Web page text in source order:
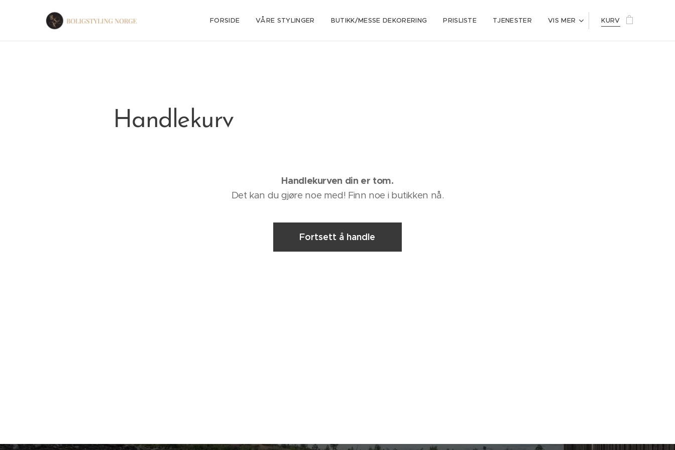
FORSIDE VÅRE STYLINGER BUTIKK/MESSE DEKORERING PRISLISTE TJENESTER VIS MER KURV
Handlekurv
Handlekurven din er tom.
Det kan du gjøre noe med! Finn noe i butikken nå.
Fortsett å handle